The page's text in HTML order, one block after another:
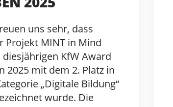
uns sehr, dass
Projekt MINT in Mind
KfW Award
2025 mit dem 2. Platz in
„Digitale Bildung“
wurde. Die